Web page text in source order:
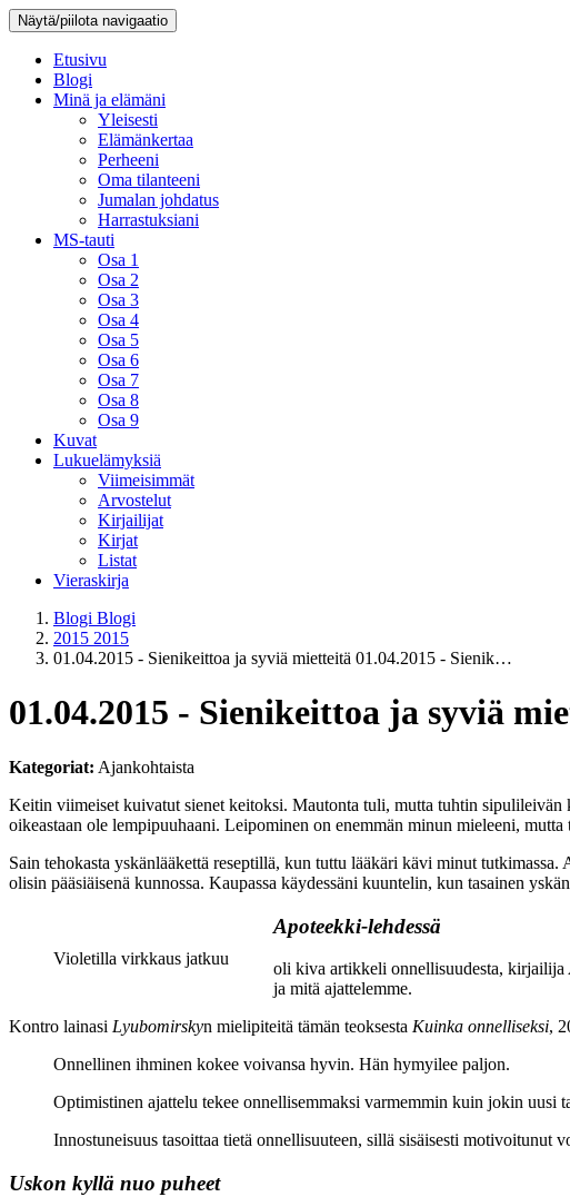
Näytä/piilota navigaatio
Etusivu
Blogi
Minä ja elämäni
Yleisesti
Elämänkertaa
Perheeni
Oma tilanteeni
Jumalan johdatus
Harrastuksiani
MS-tauti
Osa 1
Osa 2
Osa 3
Osa 4
Osa 5
Osa 6
Osa 7
Osa 8
Osa 9
Kuvat
Lukuelämyksiä
Viimeisimmät
Arvostelut
Kirjailijat
Kirjat
Listat
Vieraskirja
Blogi Blogi
2015 2015
01.04.2015 - Sienikeittoa ja syviä mietteitä 01.04.2015 - Sienik…
01.04.2015 - Sienikeittoa ja syviä
Kategoriat: Ajankohtaista
Keitin viimeiset kuivatut sienet keitoksi. Mautonta tuli, mutta tuhtin sipulileivän
oikeastaan ole lempipuuhaani. Leipominen on enemmän minun mieleeni,
Sain tehokasta yskänlääkettä reseptillä, kun tuttu lääkäri kävi minut tutkimassa.
olisin pääsiäisenä kunnossa. Kaupassa käydessäni kuuntelin, kun tasainen
Violetilla virkkaus jatkuu
Apoteekki-lehdessä
oli kiva artikkeli onnellisuudesta, kirjailija
ja mitä ajattelemme.
Kontro lainasi Lyubomirskyn mielipiteitä tämän teoksesta Kuinka onnelliseksi,
Onnellinen ihminen kokee voivansa hyvin. Hän hymyilee paljon.
Optimistinen ajattelu tekee onnellisemmaksi varmemmin kuin jokin uusi
Innostuneisuus tasoittaa tietä onnellisuuteen, sillä sisäisesti
Uskon kyllä nuo puheet